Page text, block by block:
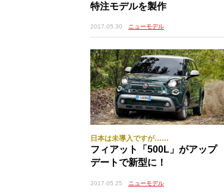
特注モデルを製作
2017.05.30 ニューモデル
日本は未導入ですが……
フィアット「500L」がアップ
デートで新型に！
2017.05.25 ニューモデル